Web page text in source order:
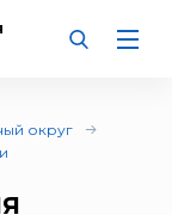
округ